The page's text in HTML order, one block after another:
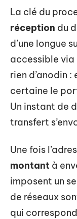
La clé du
réception du
d’une longue
accessible via
rien d’anodin
certaine le
Un instant de
transfert
Une fois
montant à
imposent un
de réseaux
qui